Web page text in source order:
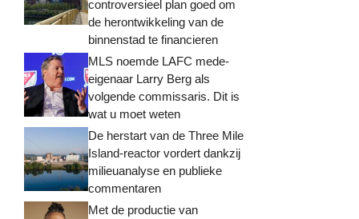
controversieel plan goed om
de herontwikkeling van de
binnenstad te financieren
MLS noemde LAFC mede-
eigenaar Larry Berg als
volgende commissaris. Dit is
wat u moet weten
De herstart van de Three Mile
Island-reactor vordert dankzij
milieuanalyse en publieke
commentaren
Met de productie van